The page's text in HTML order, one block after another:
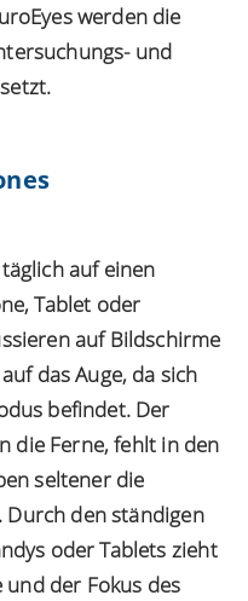
werden die
und
auf einen
Tablet oder
auf Bildschirme
das Auge, da sich
befindet. Der
die Ferne, fehlt in den
seltener die
Durch den ständigen
oder Tablets zieht
und der Fokus des